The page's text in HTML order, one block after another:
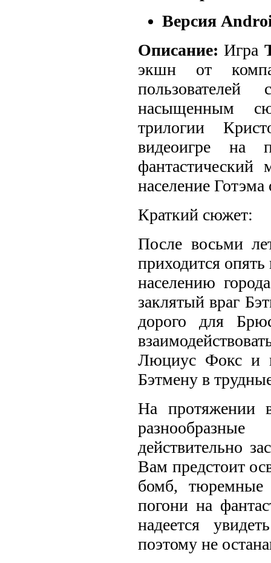
Версия
Описание:Игра
экшн от
насыщенным
трилогии
видеоигре на
население
Краткий сюжет:
После восьми
приходится
населению
заклятый враг
дорого для
Люциус Фокс и
Бэтмену в
На протяжении
действительно
Вам предстоит
бомб, тюремные
погони на
надеется
поэтому не